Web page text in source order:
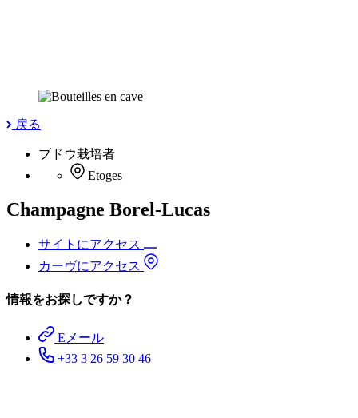
戻る
ブドウ栽培者
Etoges
Champagne Borel-Lucas
サイトにアクセス
カーヴにアクセス
情報をお探しですか？
Eメール
+33 3 26 59 30 46